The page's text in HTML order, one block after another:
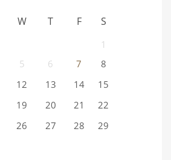
W T F S
1
5 6 7
8
12 13 14
15
19 20 21
22
26 27 28
29